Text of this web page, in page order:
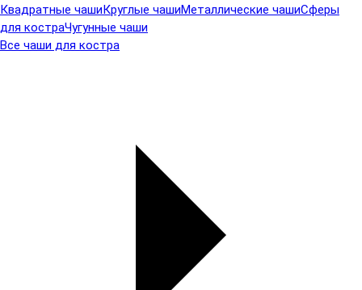
Квадратные чашиКруглые чашиМеталлические чашиСферы
для костраЧугунные чаши
Все чаши для костра